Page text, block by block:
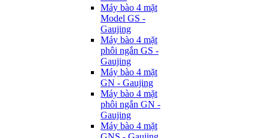
Máy bào 4 mặt
Model GS -
Gaujing
Máy bào 4 mặt
phôi ngắn GS -
Gaujing
Máy bào 4 mặt
GN - Gaujing
Máy bào 4 mặt
phôi ngắn GN -
Gaujing
Máy bào 4 mặt